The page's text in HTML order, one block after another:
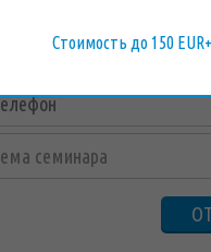
семинара
Стоимость до 150